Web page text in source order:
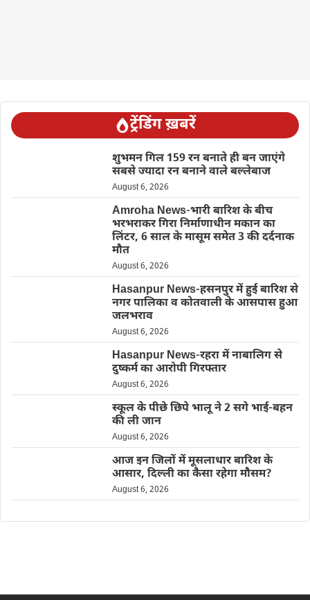
ट्रेंडिंग ख़बरें
शुभमन गिल 159 रन बनाते ही बन जाएंगे
सबसे ज्यादा रन बनाने वाले बल्लेबाज
August 6, 2026
Amroha News-भारी बारिश के बीच
भरभराकर गिरा निर्माणाधीन मकान का
लिंटर, 6 साल के मासूम समेत 3 की दर्दनाक
मौत
August 6, 2026
Hasanpur News-हसनपुर में हुई बारिश से
नगर पालिका व कोतवाली के आसपास हुआ
जलभराव
August 6, 2026
Hasanpur News-रहरा में नाबालिग से
दुष्कर्म का आरोपी गिरफ्तार
August 6, 2026
स्कूल के पीछे छिपे भालू ने 2 सगे भाई-बहन
की ली जान
August 6, 2026
आज इन जिलों में मूसलाधार बारिश के
आसार, दिल्ली का कैसा रहेगा मौसम?
August 6, 2026